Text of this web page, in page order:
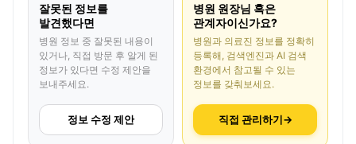
잘못된 정보를
발견했다면
병원 정보 중 잘못된 내용이
있거나, 직접 방문 후 알게 된
정보가 있다면 수정 제안을
보내주세요.
정보 수정 제안
병원 원장님 혹은
관계자이신가요?
병원과 의료진 정보를 정확히
등록해, 검색엔진과 AI 검색
환경에서 참고될 수 있는
정보를 갖춰보세요.
직접 관리하기→